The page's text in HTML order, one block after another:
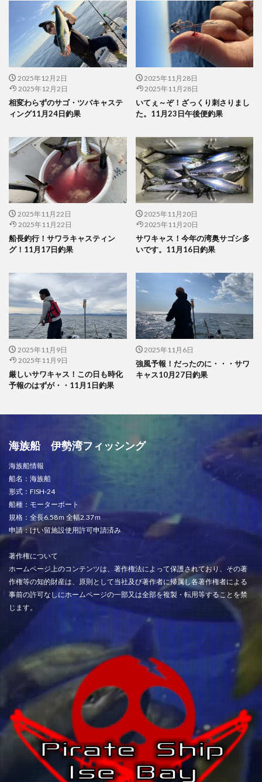
2025年12月2日
2025年12月2日
相変わらずのサゴ・ツバキャステ
ィング11月24日釣果
2025年11月28日
2025年11月28日
いてぇ～ぞ！ざっくり刺さりまし
た。11月23日午後便釣果
2025年11月22日
2025年11月22日
船長釣行！サワラキャスティン
グ！11月17日釣果
2025年11月20日
2025年11月20日
サワキャス！今年の湾奥サゴシ多
いです。11月16日釣果
2025年11月9日
2025年11月9日
厳しいサワキャス！この日も時化
予報のはずが・・11月1日釣果
2025年11月6日
強風予報！だったのに・・・サワ
キャス10月27日釣果
海族船 伊勢湾フィッシング
海族船情報
船名：海族船
形式：FISH-24
船種：モーターボート
規格：全長6.58ｍ 全幅2.37ｍ
申請：けい留施設使用許可申請済み
著作権について
ホームページ上のコンテンツは、著作権法によって保護されており、その著
作権等の知的財産は、原則として当社及び著作者に帰属し各著作権者による
事前の許可なしにホームページの一部又は全部を複製・転用等することを禁
じます。